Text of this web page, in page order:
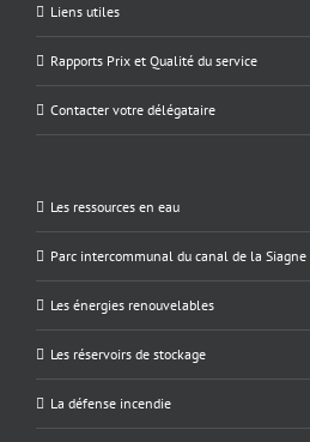
Liens utiles
Rapports Prix et Qualité du service
Contacter votre délégataire
Les ressources en eau
Parc intercommunal du canal de la Siagne
Les énergies renouvelables
Les réservoirs de stockage
La défense incendie